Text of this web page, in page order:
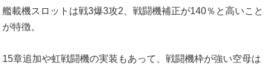
艦載機スロットは戦3爆3攻2、戦闘機補正が140％と高いこと
が特徴。
15章追加や虹戦闘機の実装もあって、戦闘機枠が強い空母は